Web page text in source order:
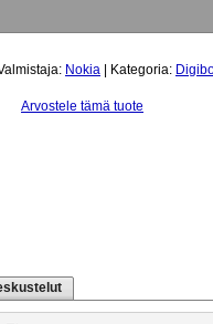
Nokia | Kategoria:
Arvostele tämä tuote